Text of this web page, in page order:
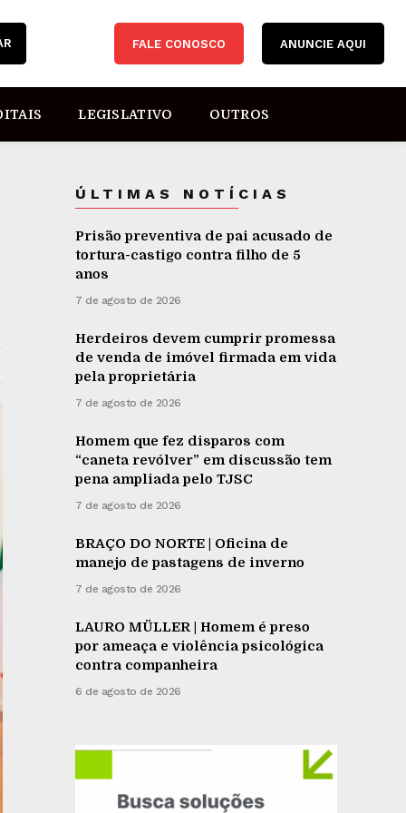
FALE CONOSCO ANUNCIE AQUI
LEGISLATIVO OUTROS
ÚLTIMAS NOTÍCIAS
Prisão preventiva de pai acusado de
tortura-castigo contra filho de 5
anos
7 de agosto de 2026
Herdeiros devem cumprir promessa
de venda de imóvel firmada em vida
pela proprietária
7 de agosto de 2026
Homem que fez disparos com
“caneta revólver” em discussão tem
pena ampliada pelo TJSC
7 de agosto de 2026
BRAÇO DO NORTE | Oficina de
manejo de pastagens de inverno
7 de agosto de 2026
LAURO MÜLLER | Homem é preso
por ameaça e violência psicológica
contra companheira
6 de agosto de 2026